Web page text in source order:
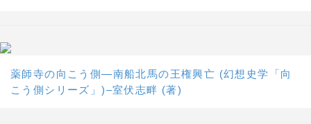
薬師寺の向こう側―南船北馬の王権興亡 (幻想史学「向
こう側シリーズ」)–室伏志畔 (著)